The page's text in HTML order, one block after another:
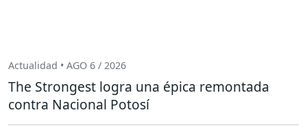
Actualidad • AGO 6 / 2026
The Strongest logra una épica remontada
contra Nacional Potosí